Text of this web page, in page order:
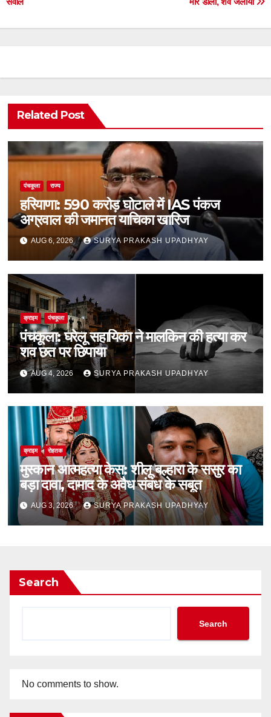
Related Post
पंचकूला राज्य
हरियाणा: 590 करोड़ घोटाले में IAS पंकज
अग्रवाल की जमानत याचिका खारिज
AUG 6, 2026 SURYA PRAKASH UPADHYAY
क्राइम पंचकूला
पंचकूला: घरेलू सहायिका ने मालकिन की हत्या कर
शव छत पर छिपाया
AUG 4, 2026 SURYA PRAKASH UPADHYAY
क्राइम रोहतक
मुस्कान आत्महत्या केस: शीलू बल्हारा के ससुर का
बड़ा दावा, दामाद के अवैध संबंध के सबूत
AUG 3, 2026 SURYA PRAKASH UPADHYAY
Search
Search
No comments to show.